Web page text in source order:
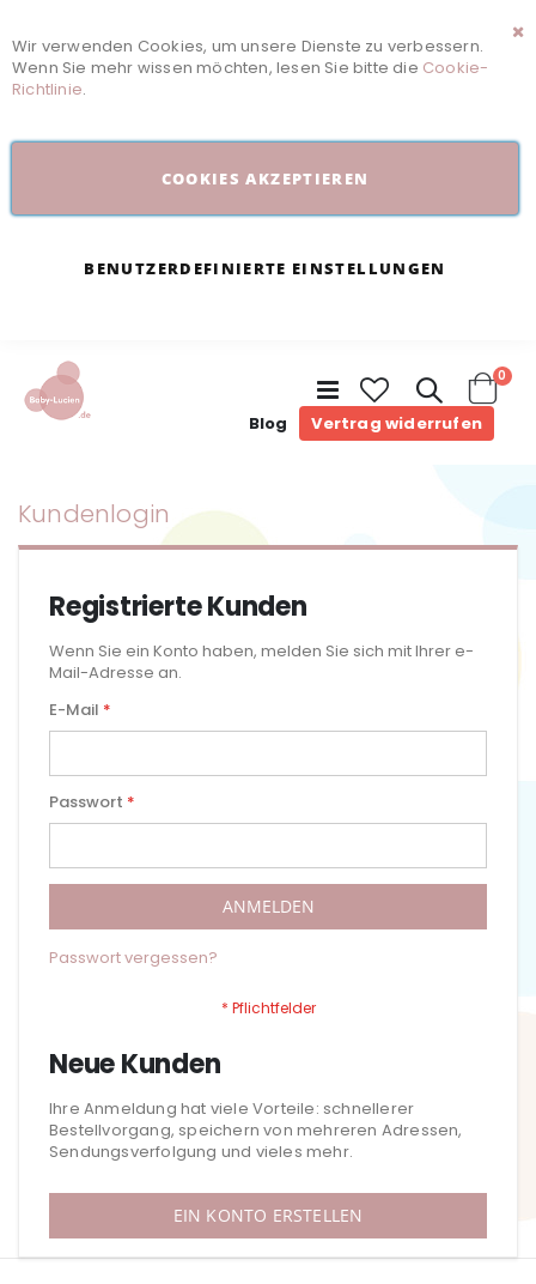
Wir verwenden Cookies, um unsere Dienste zu verbessern.
Wenn Sie mehr wissen möchten, lesen Sie bitte die Cookie-
Richtlinie.
COOKIES AKZEPTIEREN
BENUTZERDEFINIERTE EINSTELLUNGEN
Navigation
umschalten
Blog Vertrag widerrufenCart
0
Kundenlogin
Registrierte Kunden
Wenn Sie ein Konto haben, melden Sie sich mit Ihrer e-
Mail-Adresse an.
E-Mail
Passwort
ANMELDEN
Passwort vergessen?
Neue Kunden
Ihre Anmeldung hat viele Vorteile: schnellerer
Bestellvorgang, speichern von mehreren Adressen,
Sendungsverfolgung und vieles mehr.
EIN KONTO ERSTELLEN